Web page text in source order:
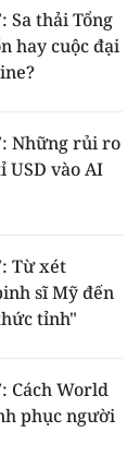
Sa thải Tổng
hay cuộc đại
Những rủi ro
USD vào AI
Từ xét
sĩ Mỹ đến
tỉnh"
Cách World
phục người